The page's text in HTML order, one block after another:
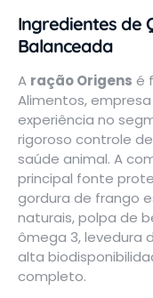
Ingredientes de
Balanceada
A ração Origens é
Alimentos,
experiência no
rigoroso controle
saúde animal. A
principal fonte
gordura de frango
naturais, polpa de
ômega 3, levedura
alta
completo.